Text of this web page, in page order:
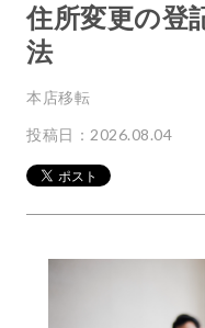
住所変更の登
法
本店移転
投稿日：2026.08.04